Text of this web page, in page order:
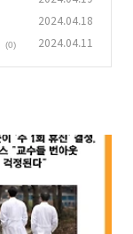
2024.04.18
(0) 2024.04.11